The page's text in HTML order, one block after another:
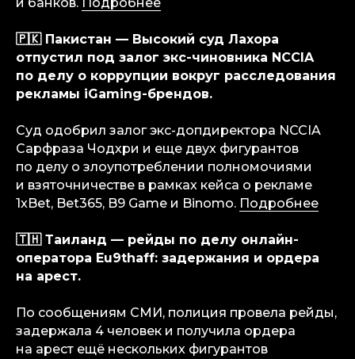
🇵🇰 Пакистан — Высокий суд Лахора
отпустил под залог экс-чиновника NCCIA
по делу о коррупции вокруг расследования
рекламы iGaming-брендов.
Суд одобрил залог экс-допдиректора NCCIA
Сарфраза Чодхри и еще двух фигурантов
по делу о злоупотреблении полномочиями
и взяточничестве в рамках кейса о рекламе
1xBet, Bet365, B9 Game и Binomo. Подробнее
🇹🇭 Таиланд — рейды по делу онлайн-
оператора Eu9thaff: задержания и ордера
на арест.
По сообщениям СМИ, полиция провела рейды,
задержала 4 человек и получила ордера
на арест ещё нескольких фигурантов
info@igaming-solutions.io
гемблинга и беттинга. Мы можем быть
полезны на всех уровнях — от новостей
и обзоров до аналитических разборов
и консалтинговой поддержки.
Аналитика
Консалтинговые услуги
Terms of Service
Карьера
Партнерам